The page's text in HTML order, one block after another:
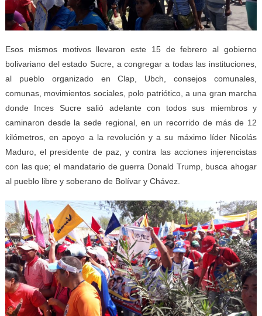
Esos mismos motivos llevaron este 15 de febrero al gobierno
bolivariano del estado Sucre, a congregar a todas las instituciones,
al pueblo organizado en Clap, Ubch, consejos comunales,
comunas, movimientos sociales, polo patriótico, a una gran marcha
donde Inces Sucre salió adelante con todos sus miembros y
caminaron desde la sede regional, en un recorrido de más de 12
kilómetros, en apoyo a la revolución y a su máximo líder Nicolás
Maduro, el presidente de paz, y contra las acciones injerencistas
con las que; el mandatario de guerra Donald Trump, busca ahogar
al pueblo libre y soberano de Bolívar y Chávez.